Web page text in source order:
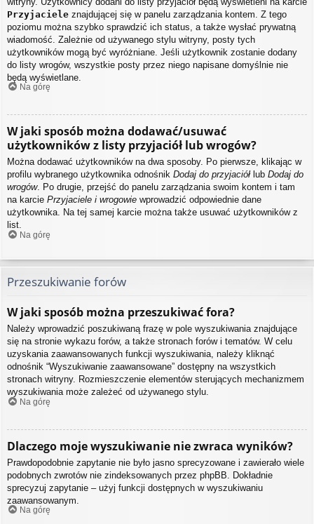
Przyjaciele znajdującej się w panelu zarządzania kontem. Z tego
poziomu można szybko sprawdzić ich status, a także wysłać prywatną
wiadomość. Zależnie od używanego stylu witryny, posty tych
użytkowników mogą być wyróżniane. Jeśli użytkownik zostanie dodany
do listy wrogów, wszystkie posty przez niego napisane domyślnie nie
będą wyświetlane.
Na górę
W jaki sposób można dodawać/usuwać
użytkowników z listy przyjaciół lub wrogów?
Można dodawać użytkowników na dwa sposoby. Po pierwsze, klikając w
profilu wybranego użytkownika odnośnik Dodaj do przyjaciółlub Dodaj do
wrogów. Po drugie, przejść do panelu zarządzania swoim kontem i tam
na karcie Przyjaciele i wrogowie wprowadzić odpowiednie dane
użytkownika. Na tej samej karcie można także usuwać użytkowników z
list.
Na górę
Przeszukiwanie forów
W jaki sposób można przeszukiwać fora?
Należy wprowadzić poszukiwaną frazę w pole wyszukiwania znajdujące
się na stronie wykazu forów, a także stronach forów i tematów. W celu
uzyskania zaawansowanych funkcji wyszukiwania, należy kliknąć
odnośnik “Wyszukiwanie zaawansowane” dostępny na wszystkich
stronach witryny. Rozmieszczenie elementów sterujących mechanizmem
wyszukiwania może zależeć od używanego stylu.
Na górę
Dlaczego moje wyszukiwanie nie zwraca wyników?
Prawdopodobnie zapytanie nie było jasno sprecyzowane i zawierało wiele
podobnych zwrotów nie zindeksowanych przez phpBB. Dokładnie
sprecyzuj zapytanie – użyj funkcji dostępnych w wyszukiwaniu
zaawansowanym.
Na górę